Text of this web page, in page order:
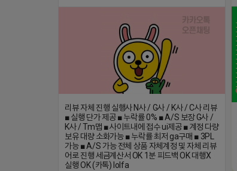
리뷰 자체 진행 실행사 N사 / G사 / K사 / C사 리뷰
■ 실행 단가 제공 ■ 누락률 0% ■ A/S 보장 G사 /
K사 / Tm맵 ■ 사이트내에 접수 ui제공 ■ 계정 다량
보유 대량 소화가능 ■ 누락률 최저 ga구매 ■ 3PL
가능 ■ A/S 가능 전체 상품 자체계정 및 자체 리뷰
어로 진행 세금계산서 OK 1분 피드백 OK 대행X
실행 OK (카톡) lolfa